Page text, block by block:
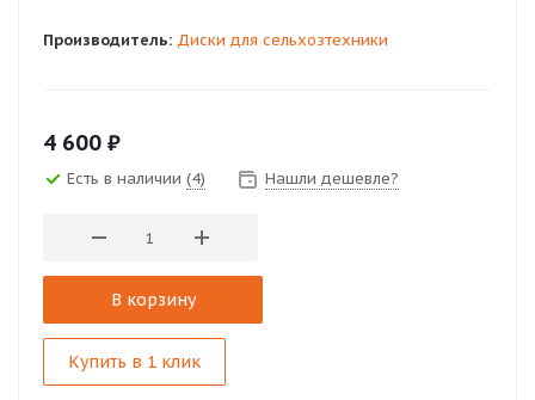
Производитель: Диски для сельхозтехники
4 600 ₽
Есть в наличии (4) Нашли дешевле?
В корзину
Купить в 1 клик